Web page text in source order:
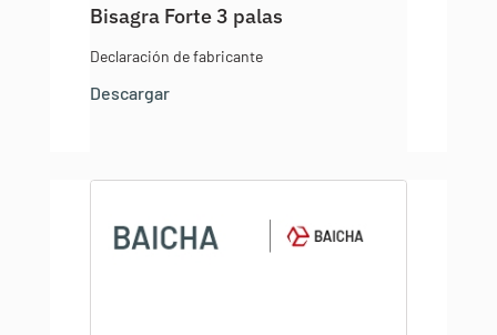
Bisagra Forte 3 palas
Declaración de fabricante
Descargar